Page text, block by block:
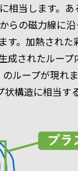
相当します。あ
らの磁力線に
す。加熱され
成されたループ
のループが現れま
状構造に相当す